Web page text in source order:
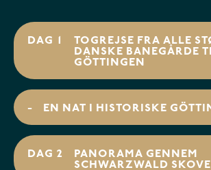
DAG 1
TOGREJSE FRA ALLE
DANSKE BANEGÅRDE
GÖTTINGEN
- EN NAT I HISTORISKE
DAG 2
PANORAMA GENNEM
SCHWARZWALD